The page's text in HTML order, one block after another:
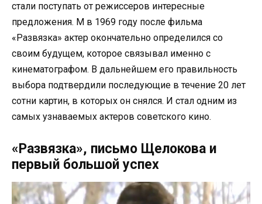
стали поступать от режиссеров интересные
предложения. М в 1969 году после фильма
«Развязка» актер окончательно определился со
своим будущем, которое связывал именно с
кинематографом. В дальнейшем его правильность
выбора подтвердили последующие в течение 20 лет
сотни картин, в которых он снялся. И стал одним из
самых узнаваемых актеров советского кино.
«Развязка», письмо Щелокова и
первый большой успех